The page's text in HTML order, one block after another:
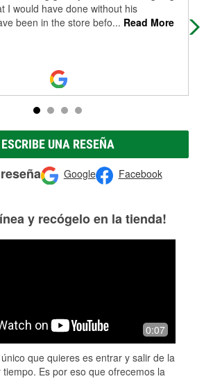
I would have done without his
been in the store befo... Read More
ESCRIBE UNA RESEÑA
Google Facebook
y recógelo en la tienda!
0:07
que quieres es entrar y salir de la
Es por eso que ofrecemos la